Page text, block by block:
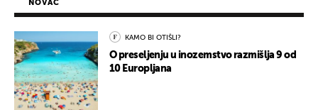
NOVAC
KAMO BI OTIŠLI?
O preseljenju u inozemstvo razmišlja 9 od
10 Europljana